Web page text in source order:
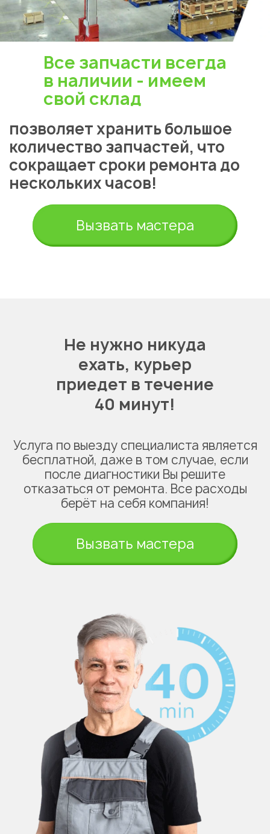
Все запчасти всегда
в наличии - имеем
свой склад
позволяет хранить большое
количество запчастей, что
сокращает сроки ремонта до
нескольких часов!
Вызвать мастера
Не нужно никуда
ехать, курьер
приедет в течение
40 минут!
Услуга по выезду специалиста является
бесплатной, даже в том случае, если
после диагностики Вы решите
отказаться от ремонта. Все расходы
берёт на себя компания!
Вызвать мастера
Укажите из какого вы
города
Астана